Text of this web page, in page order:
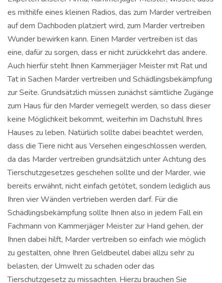
es mithilfe eines kleinen Radios, das zum Marder vertreiben
auf dem Dachboden platziert wird, zum Marder vertreiben
Wunder bewirken kann. Einen Marder vertreiben ist das
eine, dafür zu sorgen, dass er nicht zurückkehrt das andere.
Auch hierfür steht Ihnen Kammerjäger Meister mit Rat und
Tat in Sachen Marder vertreiben und Schädlingsbekämpfung
zur Seite. Grundsätzlich müssen zunächst sämtliche Zugänge
zum Haus für den Marder verriegelt werden, so dass dieser
keine Möglichkeit bekommt, weiterhin im Dachstuhl Ihres
Hauses zu leben. Natürlich sollte dabei beachtet werden,
dass die Tiere nicht aus Versehen eingeschlossen werden,
da das Marder vertreiben grundsätzlich unter Achtung des
Tierschutzgesetzes geschehen sollte und der Marder, wie
bereits erwähnt, nicht einfach getötet, sondern lediglich aus
Ihren vier Wänden vertrieben werden darf. Für die
Schädlingsbekämpfung sollte Ihnen also in jedem Fall ein
Fachmann von Kammerjäger Meister zur Hand gehen, der
Ihnen dabei hilft, Marder vertreiben so einfach wie möglich
zu gestalten, ohne Ihren Geldbeutel dabei allzu sehr zu
belasten, der Umwelt zu schaden oder das
Tierschutzgesetz zu missachten. Hierzu brauchen Sie